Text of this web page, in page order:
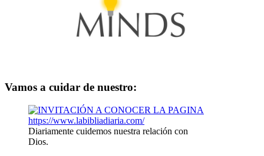
Vamos a cuidar de nuestro:
Diariamente cuidemos nuestra relación con
Dios.